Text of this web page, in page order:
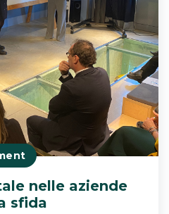
nelle aziende
sfida